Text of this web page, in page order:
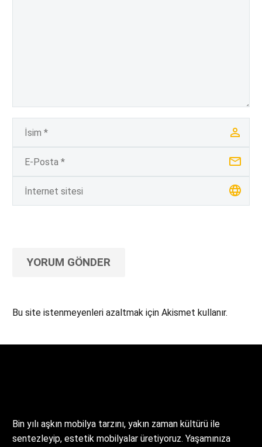
YORUM GÖNDER
Bu site istenmeyenleri azaltmak için Akismet kullanır.
Bin yılı aşkın mobilya tarzını, yakın zaman kültürü ile
sentezleyip, estetik mobilyalar üretiyoruz. Yaşamınıza